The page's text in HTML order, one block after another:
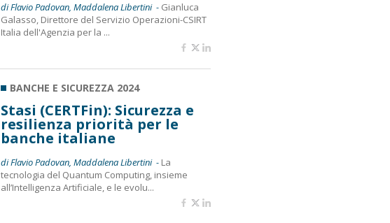
di Flavio Padovan, Maddalena Libertini - Gianluca
Galasso, Direttore del Servizio Operazioni-CSIRT
Italia dell'Agenzia per la ...
BANCHE E SICUREZZA 2024
Stasi (CERTFin): Sicurezza e
resilienza priorità per le
banche italiane
di Flavio Padovan, Maddalena Libertini - La
tecnologia del Quantum Computing, insieme
all’Intelligenza Artificiale, e le evolu...